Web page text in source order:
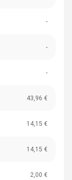
-
-
-
43,96 €
14,15 €
14,15 €
2,00 €